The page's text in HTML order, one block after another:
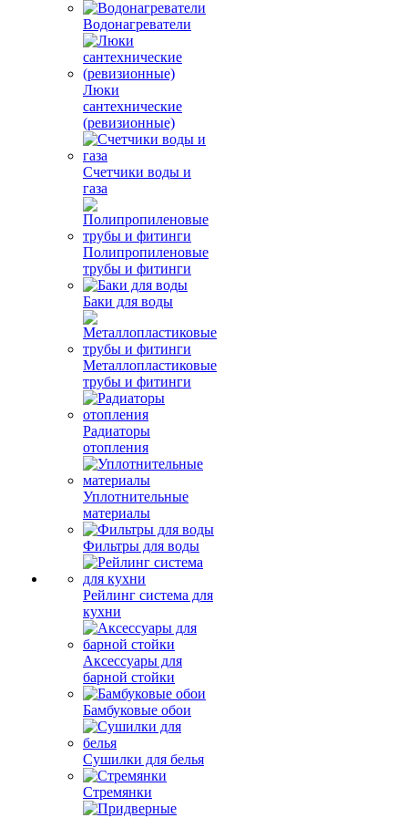
Водонагреватели
Люки
сантехнические
(ревизионные)
Счетчики воды и
газа
Полипропиленовые
трубы и фитинги
Баки для воды
Металлопластиковые
трубы и фитинги
Радиаторы
отопления
Уплотнительные
материалы
Фильтры для воды
Рейлинг система для
кухни
Аксессуары для
барной стойки
Бамбуковые обои
Сушилки для белья
Стремянки